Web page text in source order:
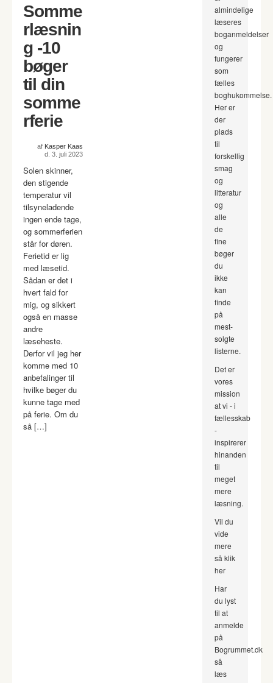
Somme
rlæsnin
g -10
bøger
til din
somme
rferie
af Kasper Kaas
d. 3. juli 2023
Solen skinner,
den stigende
temperatur vil
tilsyneladende
ingen ende tage,
og sommerferien
står for døren.
Ferietid er lig
med læsetid.
Sådan er det i
hvert fald for
mig, og sikkert
også en masse
andre
læseheste.
Derfor vil jeg her
komme med 10
anbefalinger til
hvilke bøger du
kunne tage med
på ferie. Om du
så […]
almindelige
læseres
boganmeldelser
og
fungerer
som
fælles
boghukommelse.
Her er
der
plads
til
forskellig
smag
og
litteratur
og
alle
de
fine
bøger
du
ikke
kan
finde
på
mest-
solgte
listerne.
Det er
vores
mission
at vi - i
fællesskab
-
inspirerer
hinanden
til
meget
mere
læsning.
Vil du
vide
mere
så klik
her
Har
du lyst
til at
anmelde
på
Bogrummet.dk
så
læs